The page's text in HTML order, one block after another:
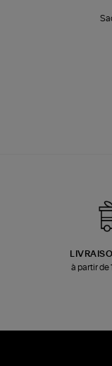
à partir de